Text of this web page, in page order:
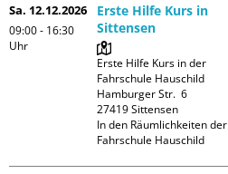
Sa. 12.12.2026
09:00 - 16:30
Uhr
Erste Hilfe Kurs in
Sittensen
Erste Hilfe Kurs in der
Fahrschule Hauschild
Hamburger Str.  6
27419 Sittensen
In den Räumlichkeiten der
Fahrschule Hauschild